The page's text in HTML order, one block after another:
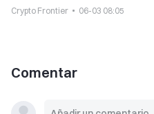
Crypto Frontier 06-03 08:05
Comentar